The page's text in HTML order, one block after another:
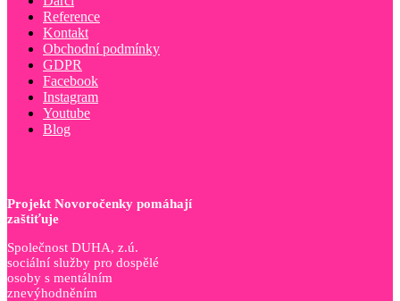
Reference
Kontakt
Obchodní podmínky
GDPR
Facebook
Instagram
Youtube
Blog
Projekt Novoročenky pomáhají
zaštiťuje
Společnost DUHA, z.ú.
sociální služby pro dospělé
osoby s mentálním
znevýhodněním